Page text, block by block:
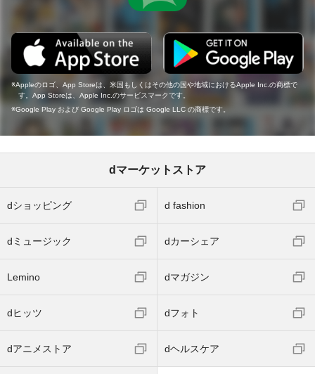
Appleのロゴ、App Storeは、米国もしくはその他の国や地域におけるApple Inc.の商標で
す。App Storeは、Apple Inc.のサービスマークです。
Google Play および Google Play ロゴは Google LLC の商標です。
dマーケットストア
dショッピング d fashion
dミュージック dカーシェア
Lemino dマガジン
dヒッツ dフォト
dアニメストア dヘルスケア